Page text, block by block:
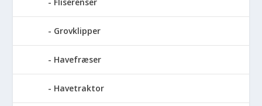
Grovklipper
Havefræser
Havetraktor